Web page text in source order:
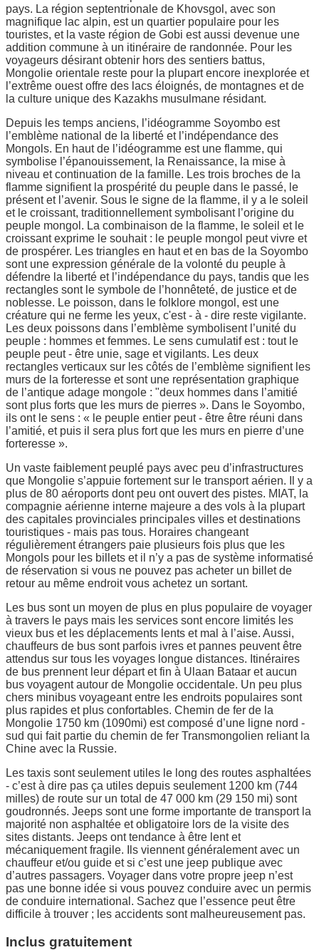
pays. La région septentrionale de Khovsgol, avec son
magnifique lac alpin, est un quartier populaire pour les
touristes, et la vaste région de Gobi est aussi devenue une
addition commune à un itinéraire de randonnée. Pour les
voyageurs désirant obtenir hors des sentiers battus,
Mongolie orientale reste pour la plupart encore inexplorée et
l’extrême ouest offre des lacs éloignés, de montagnes et de
la culture unique des Kazakhs musulmane résidant.
Depuis les temps anciens, l’idéogramme Soyombo est
l’emblème national de la liberté et l’indépendance des
Mongols. En haut de l’idéogramme est une flamme, qui
symbolise l’épanouissement, la Renaissance, la mise à
niveau et continuation de la famille. Les trois broches de la
flamme signifient la prospérité du peuple dans le passé, le
présent et l’avenir. Sous le signe de la flamme, il y a le soleil
et le croissant, traditionnellement symbolisant l’origine du
peuple mongol. La combinaison de la flamme, le soleil et le
croissant exprime le souhait : le peuple mongol peut vivre et
de prospérer. Les triangles en haut et en bas de la Soyombo
sont une expression générale de la volonté du peuple à
défendre la liberté et l’indépendance du pays, tandis que les
rectangles sont le symbole de l’honnêteté, de justice et de
noblesse. Le poisson, dans le folklore mongol, est une
créature qui ne ferme les yeux, c'est - à - dire reste vigilante.
Les deux poissons dans l’emblème symbolisent l’unité du
peuple : hommes et femmes. Le sens cumulatif est : tout le
peuple peut - être unie, sage et vigilants. Les deux
rectangles verticaux sur les côtés de l’emblème signifient les
murs de la forteresse et sont une représentation graphique
de l’antique adage mongole : "deux hommes dans l’amitié
sont plus forts que les murs de pierres ». Dans le Soyombo,
ils ont le sens : « le peuple entier peut - être être réuni dans
l’amitié, et puis il sera plus fort que les murs en pierre d’une
forteresse ».
Un vaste faiblement peuplé pays avec peu d’infrastructures
que Mongolie s’appuie fortement sur le transport aérien. Il y a
plus de 80 aéroports dont peu ont ouvert des pistes. MIAT, la
compagnie aérienne interne majeure a des vols à la plupart
des capitales provinciales principales villes et destinations
touristiques - mais pas tous. Horaires changeant
régulièrement étrangers paie plusieurs fois plus que les
Mongols pour les billets et il n’y a pas de système informatisé
de réservation si vous ne pouvez pas acheter un billet de
retour au même endroit vous achetez un sortant.
Les bus sont un moyen de plus en plus populaire de voyager
à travers le pays mais les services sont encore limités les
vieux bus et les déplacements lents et mal à l’aise. Aussi,
chauffeurs de bus sont parfois ivres et pannes peuvent être
attendus sur tous les voyages longue distances. Itinéraires
de bus prennent leur départ et fin à Ulaan Bataar et aucun
bus voyagent autour de Mongolie occidentale. Un peu plus
chers minibus voyageant entre les endroits populaires sont
plus rapides et plus confortables. Chemin de fer de la
Mongolie 1750 km (1090mi) est composé d’une ligne nord -
sud qui fait partie du chemin de fer Transmongolien reliant la
Chine avec la Russie.
Les taxis sont seulement utiles le long des routes asphaltées
- c’est à dire pas ça utiles depuis seulement 1200 km (744
milles) de route sur un total de 47 000 km (29 150 mi) sont
goudronnés. Jeeps sont une forme importante de transport la
majorité non asphaltée et obligatoire lors de la visite des
sites distants. Jeeps ont tendance à être lent et
mécaniquement fragile. Ils viennent généralement avec un
chauffeur et/ou guide et si c’est une jeep publique avec
d’autres passagers. Voyager dans votre propre jeep n’est
pas une bonne idée si vous pouvez conduire avec un permis
de conduire international. Sachez que l’essence peut être
difficile à trouver ; les accidents sont malheureusement pas.
Inclus gratuitement